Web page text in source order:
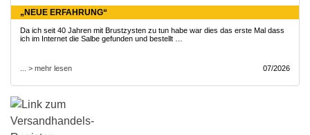
„NEUE ERFAHRUNG“
Da ich seit 40 Jahren mit Brustzysten zu tun habe war dies das erste Mal dass
ich im Internet die Salbe gefunden und bestellt …
... > mehr lesen 07/2026